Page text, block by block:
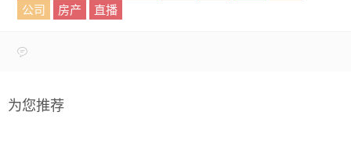
公司
房产 直播
为您推荐